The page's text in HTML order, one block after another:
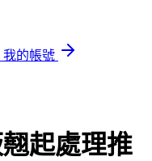
我的帳號
起處理推